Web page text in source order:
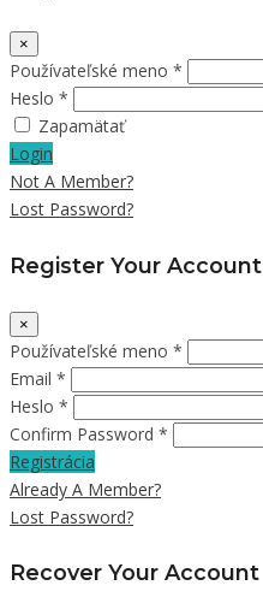
×
Používateľské meno *
Heslo *
Zapamätať
Login
Not A Member?
Lost Password?
Register Your Account
×
Používateľské meno *
Email *
Heslo *
Confirm Password *
Registrácia
Already A Member?
Lost Password?
Recover Your Account